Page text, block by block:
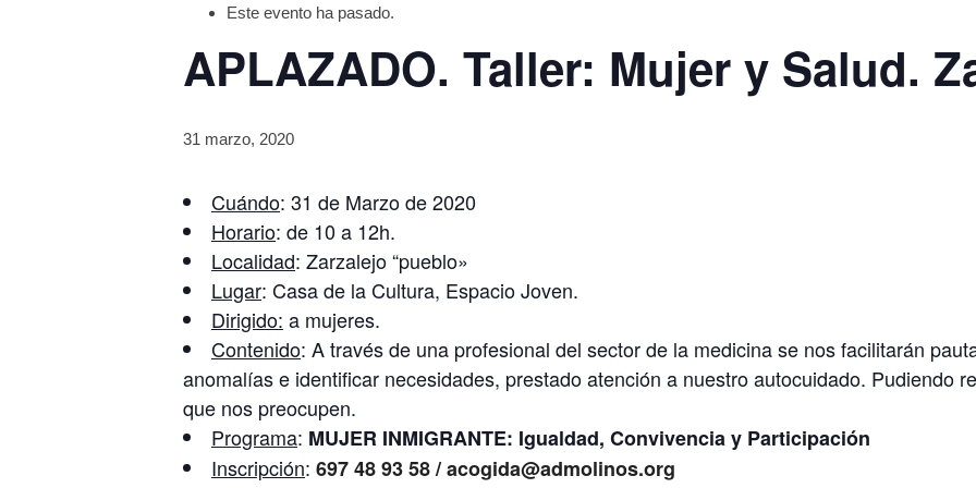
Este evento ha pasado.
APLAZADO. Taller: Mujer y Salud.
31 marzo, 2020
Cuándo: 31 de Marzo de 2020
Horario: de 10 a 12h.
Localidad: Zarzalejo “pueblo»
Lugar: Casa de la Cultura, Espacio Joven.
Dirigido: a mujeres.
Contenido: A través de una profesional del sector de la medicina se nos facilitarán
anomalías e identificar necesidades, prestado atención a nuestro autocuidado. Pudiendo
que nos preocupen.
Programa: MUJER INMIGRANTE: Igualdad, Convivencia y Participación
Inscripción: 697 48 93 58 / acogida@admolinos.org